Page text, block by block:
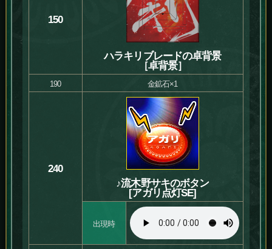
150
ハラキリブレードの卓背景
［卓背景］
190 金鉱石×1
240
♪流木野サキのボタン
[アガリ点灯SE]
出現時